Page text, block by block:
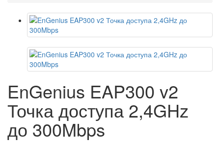
EnGenius EAP300 v2
Точка доступа 2,4GHz
до 300Mbps